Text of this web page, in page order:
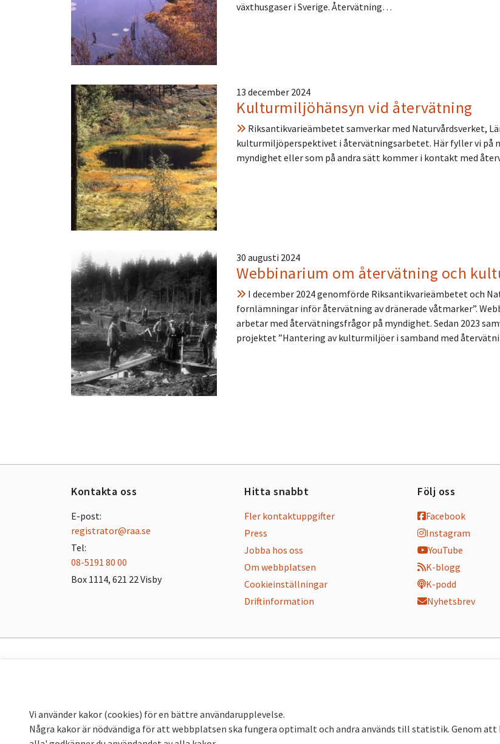
växthusgaser i Sverige. Återvätning…
13 december 2024
Kulturmiljöhänsyn vid återvätning
Riksantikvarieämbetet samverkar med Naturvårdsverket,
kulturmiljöperspektivet i återvätningsarbetet. Här fyller vi på
myndighet eller som på andra sätt kommer i kontakt med
30 augusti 2024
Webbinarium om återvätning och
I december 2024 genomförde Riksantikvarieämbetet och
fornlämningar inför återvätning av dränerade våtmarker”.
arbetar med återvätningsfrågor på myndighet. Sedan 2023
projektet ”Hantering av kulturmiljöer i samband med
Kontakta oss
E-post:
registrator@raa.se
Tel:
08-5191 80 00
Box 1114, 621 22 Visby
Hitta snabbt
Fler kontaktuppgifter
Press
Jobba hos oss
Om webbplatsen
Cookieinställningar
Driftinformation
Följ oss
Facebook
Instagram
YouTube
K-blogg
K-podd
Nyhetsbrev
Vi använder kakor (cookies) för en bättre användarupplevelse.
Några kakor är nödvändiga för att webbplatsen ska fungera optimalt och andra används till statistik. Genom att